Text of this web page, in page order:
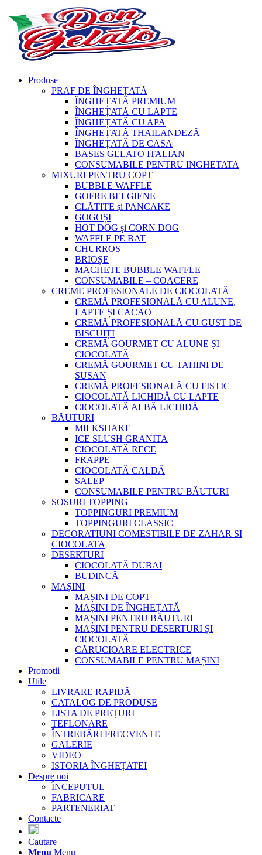
Produse
PRAF DE ÎNGHEȚATĂ
ÎNGHEȚATĂ PREMIUM
ÎNGHEȚATĂ CU LAPTE
ÎNGHEȚATĂ CU APA
ÎNGHEȚATĂ THAILANDEZĂ
ÎNGHEȚATĂ DE CASA
BASES GELATO ITALIAN
CONSUMABILE PENTRU INGHETATA
MIXURI PENTRU COPT
BUBBLE WAFFLE
GOFRE BELGIENE
CLĂTITE și PANCAKE
GOGOȘI
HOT DOG și CORN DOG
WAFFLE PE BAT
CHURROS
BRIOȘE
MACHETE BUBBLE WAFFLE
CONSUMABILE – COACERE
CREME PROFESIONALE DE CIOCOLATĂ
CREMĂ PROFESIONALĂ CU ALUNE,
LAPTE ȘI CACAO
CREMĂ PROFESIONALĂ CU GUST DE
BISCUIȚI
CREMĂ GOURMET CU ALUNE ȘI
CIOCOLATĂ
CREMĂ GOURMET CU TAHINI DE
SUSAN
CREMĂ PROFESIONALĂ CU FISTIC
CIOCOLATĂ LICHIDĂ CU LAPTE
CIOCOLATĂ ALBĂ LICHIDĂ
BĂUTURI
MILKSHAKE
ICE SLUSH GRANITA
CIOCOLATĂ RECE
FRAPPE
CIOCOLATĂ CALDĂ
SALEP
CONSUMABILE PENTRU BĂUTURI
SOSURI TOPPING
TOPPINGURI PREMIUM
TOPPINGURI CLASSIC
DECORATIUNI COMESTIBILE DE ZAHAR SI
CIOCOLATA
DESERTURI
CIOCOLATĂ DUBAI
BUDINCĂ
MAȘINI
MAȘINI DE COPT
MAȘINI DE ÎNGHEȚATĂ
MAȘINI PENTRU BĂUTURI
MAȘINI PENTRU DESERTURI ȘI
CIOCOLATĂ
CĂRUCIOARE ELECTRICE
CONSUMABILE PENTRU MAȘINI
Promotii
Utile
LIVRARE RAPIDĂ
CATALOG DE PRODUSE
LISTA DE PREȚURI
TEFLONARE
ÎNTREBĂRI FRECVENTE
GALERIE
VIDEO
ISTORIA ÎNGHEȚATEI
Despre noi
ÎNCEPUTUL
FABRICARE
PARTENERIAT
Contacte
Cautare
Menu Menu